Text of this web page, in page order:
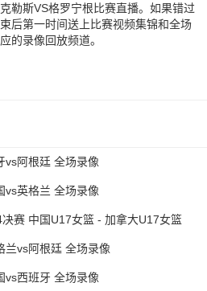
勒斯VS格罗宁根比赛直播。如果错过
后第一时间送上比赛视频集锦和全场
的录像回放频道。
vs阿根廷 全场录像
vs英格兰 全场录像
赛 中国U17女篮 - 加拿大U17女篮
兰vs阿根廷 全场录像
vs西班牙 全场录像